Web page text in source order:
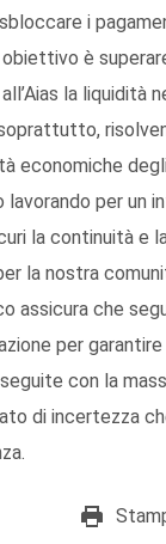
i
obiettivo è
la liquidità
economiche
lavorando per un
la continuità e
la nostra
assicura che
per
con la
di incertezza